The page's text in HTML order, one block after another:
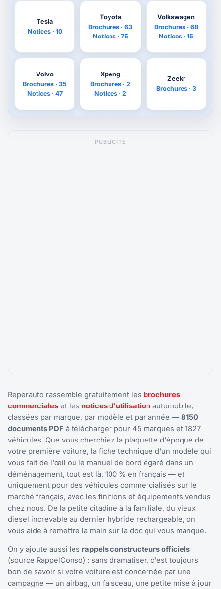
Tesla
Notices · 10
Toyota
Brochures · 63
Notices · 75
Volkswagen
Brochures · 68
Notices · 15
Volvo
Brochures · 35
Notices · 47
Xpeng
Brochures · 2
Notices · 2
Zeekr
Brochures · 3
PUBLICITÉ
Reperauto rassemble gratuitement les brochures
commerciales et les notices d'utilisation automobile,
classées par marque, par modèle et par année — 8150
documents PDF à télécharger pour 45 marques et 1827
véhicules. Que vous cherchiez la plaquette d'époque de
votre première voiture, la fiche technique d'un modèle qui
vous fait de l'œil ou le manuel de bord égaré dans un
déménagement, tout est là, 100 % en français — et
uniquement pour des véhicules commercialisés sur le
marché français, avec les finitions et équipements vendus
chez nous. De la petite citadine à la familiale, du vieux
diesel increvable au dernier hybride rechargeable, on
vous aide à remettre la main sur la doc qui vous manque.
On y ajoute aussi les rappels constructeurs officiels
(source RappelConso) : sans dramatiser, c'est toujours
bon de savoir si votre voiture est concernée par une
campagne — un airbag, un faisceau, une petite mise à jour